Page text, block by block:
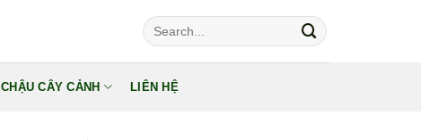
Tìm
kiếm:
CHẬU CÂY CẢNH LIÊN HỆ